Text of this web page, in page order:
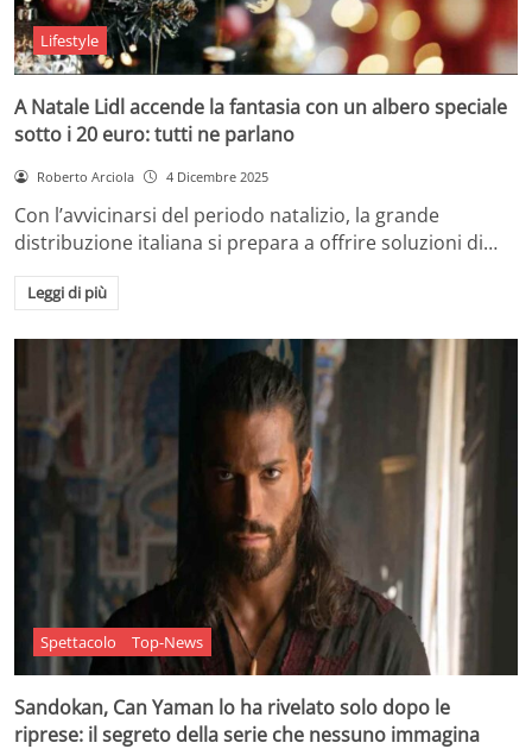
Lifestyle
A Natale Lidl accende la fantasia con un albero speciale
sotto i 20 euro: tutti ne parlano
Roberto Arciola 4 Dicembre 2025
Con l’avvicinarsi del periodo natalizio, la grande
distribuzione italiana si prepara a offrire soluzioni di…
Leggi di più
Spettacolo Top-News
Sandokan, Can Yaman lo ha rivelato solo dopo le
riprese: il segreto della serie che nessuno immagina